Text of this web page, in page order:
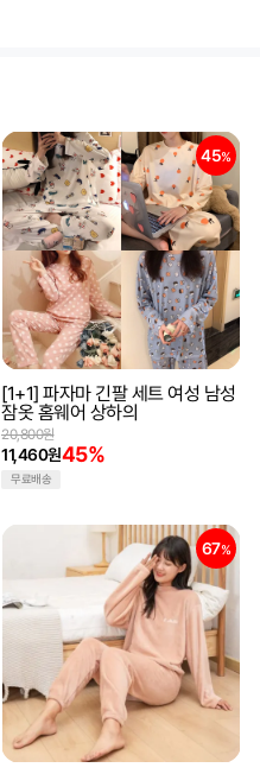
45%
[1+1] 파자마 긴팔 세트 여성 남성
잠옷 홈웨어 상하의
11,460원45%
20,800원
무료배송
67%